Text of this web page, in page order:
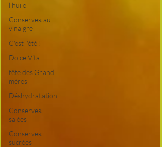
l'huile
Conserves au
vinaigre
C'est l'été !
Dolce Vita
fête des Grand
mères
Déshydratation
Conserves
salées
Conserves
sucrées